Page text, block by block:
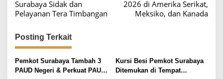
v
i
g
a
s
i
Surabaya Sidak dan
Pelayanan Tera Timbangan
2026 di Amerika Serikat,
Meksiko, dan Kanada
Posting Terkait
Pemkot Surabaya Tambah 3
PAUD Negeri & Perkuat PAUD
Kursi Besi Pemkot Surabaya
Ditemukan di Tempat